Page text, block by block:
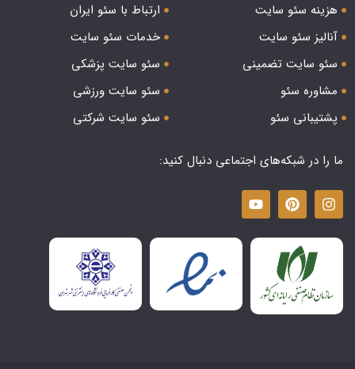
هزینه سئو سایت
آنالیز سئو سایت
سئو سایت تضمینی
مشاوره سئو
پشتیبانی سئو
ارتباط با سئو ایران
خدمات سئو سایت
سئو سایت پزشکی
سئو سایت ورزشی
سئو سایت شرکتی
ما را در شبکه‌های اجتماعی دنبال کنید: